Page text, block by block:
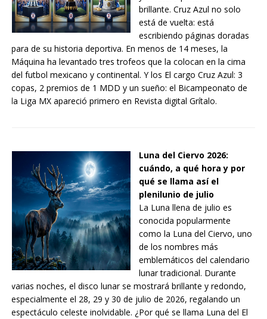
brillante. Cruz Azul no solo
está de vuelta: está
escribiendo páginas doradas
para de su historia deportiva. En menos de 14 meses, la
Máquina ha levantado tres trofeos que la colocan en la cima
del futbol mexicano y continental. Y los El cargo Cruz Azul: 3
copas, 2 premios de 1 MDD y un sueño: el Bicampeonato de
la Liga MX apareció primero en Revista digital Grítalo.
Luna del Ciervo 2026:
cuándo, a qué hora y por
qué se llama así el
plenilunio de julio
La Luna llena de julio es
conocida popularmente
como la Luna del Ciervo, uno
de los nombres más
emblemáticos del calendario
lunar tradicional. Durante
varias noches, el disco lunar se mostrará brillante y redondo,
especialmente el 28, 29 y 30 de julio de 2026, regalando un
espectáculo celeste inolvidable. ¿Por qué se llama Luna del El